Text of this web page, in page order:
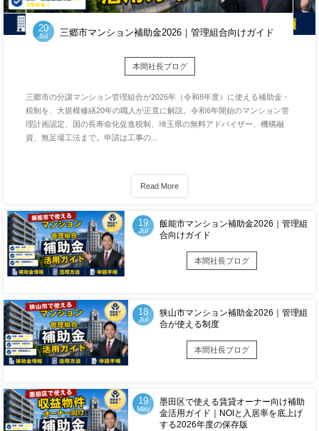
20
Jul 三郷市マンション補助金2026｜管理組合向けガイド
本間社長ブログ
三郷市の分譲マンション管理組合が2026年（令和8年度）に使える補助金・
税制を、大規模修繕20年の職人が正直に解説。令和6年開始のマンション管
理計画認定、国の長寿命化促進税制、埼玉県の無料アドバイザー、機構融
資、無足場工法まで。申請は工事の...
Read More
19
Jul
飯能市マンション補助金2026｜管理組
合向けガイド
本間社長ブログ
18
Jul
狭山市マンション補助金2026｜管理組
合が使える制度
本間社長ブログ
19
May
墨田区で使える賃貸オーナー向け補助
金活用ガイド｜NOIと入居率を底上げ
する2026年度の保存版